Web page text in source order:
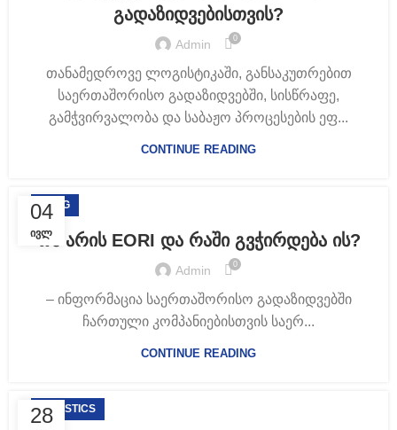
გადაზიდვებისთვის?
Admin 0
თანამედროვე ლოგისტიკაში, განსაკუთრებით
საერთაშორისო გადაზიდვებში, სისწრაფე,
გამჭვირვალობა და საბაჟო პროცესების ეფ...
CONTINUE READING
04
ᲘᲕᲚ
BLOG
რა არის EORI და რაში გვჭირდება ის?
Admin 0
– ინფორმაცია საერთაშორისო გადაზიდვებში
ჩართული კომპანიებისთვის საერ...
CONTINUE READING
28
LOGISTICS